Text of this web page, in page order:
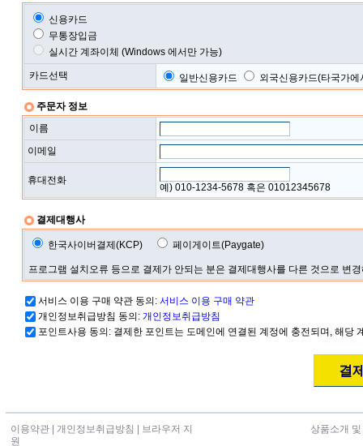
신용카드
무통장입금
실시간 계좌이체 (Windows 에서만 가능)
카드선택 일반신용카드 외국신용카드(타국가에
주문자 정보
이름
이메일
휴대전화
예) 010-1234-5678 혹은 01012345678
결제대행사
한국사이버결제(KCP) 페이게이트(Paygate)
프로그램 설치오류 등으로 결제가 안되는 분은 결제대행사를 다른 것으로 변
서비스 이용 구매 약관 동의: 서비스 이용 구매 약관
개인정보취급방침 동의: 개인정보취급방침
포인트사용 동의: 결제한 포인트는 도메인에 연결된 계정에 충전되며, 해당
이용약관 개인정보취급방침
브라우저 지
원
상품소개